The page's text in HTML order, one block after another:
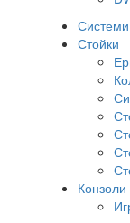
Стойки
Конзоли